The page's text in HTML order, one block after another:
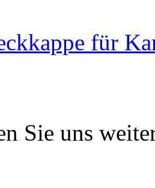
für
Sie uns